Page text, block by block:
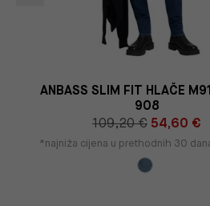
ANBASS SLIM FIT HLAČE
908
109,20 € 54,60 €
*najniža cijena u prethodnih 30